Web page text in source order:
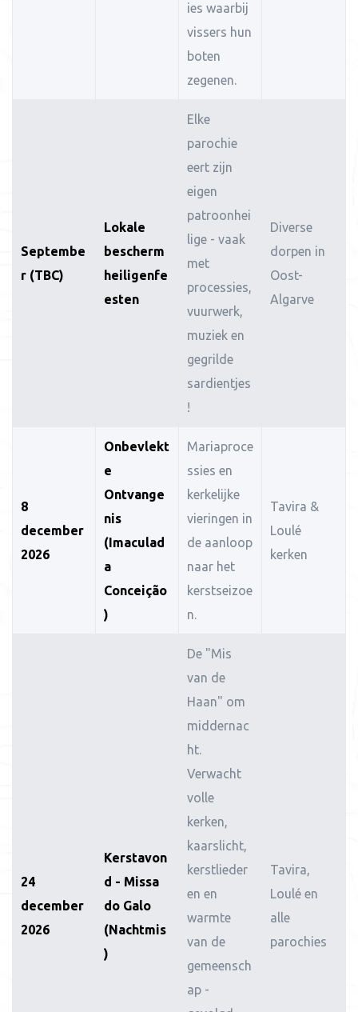
ies waarbij
vissers hun
boten
zegenen.
Septembe
r (TBC)
Lokale
bescherm
heiligenfe
esten
Elke
parochie
eert zijn
eigen
patroonhei
lige - vaak
met
processies,
vuurwerk,
muziek en
gegrilde
sardientjes
!
Diverse
dorpen in
Oost-
Algarve
8
december
2026
Onbevlekt
e
Ontvange
nis
(Imaculad
a
Conceição
)
Mariaproce
ssies en
kerkelijke
vieringen in
de aanloop
naar het
kerstseizoe
n.
Tavira &
Loulé
kerken
24
december
2026
Kerstavon
d - Missa
do Galo
(Nachtmis
)
De "Mis
van de
Haan" om
middernac
ht.
Verwacht
volle
kerken,
kaarslicht,
kerstlieder
en en
warmte
van de
gemeensch
ap -
Tavira,
Loulé en
alle
parochies